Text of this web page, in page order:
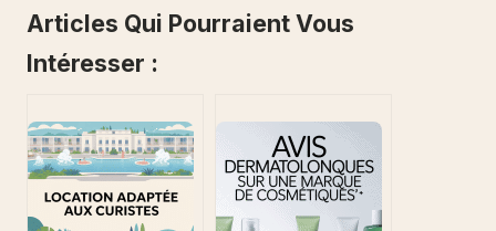
Articles Qui Pourraient Vous
Intéresser :